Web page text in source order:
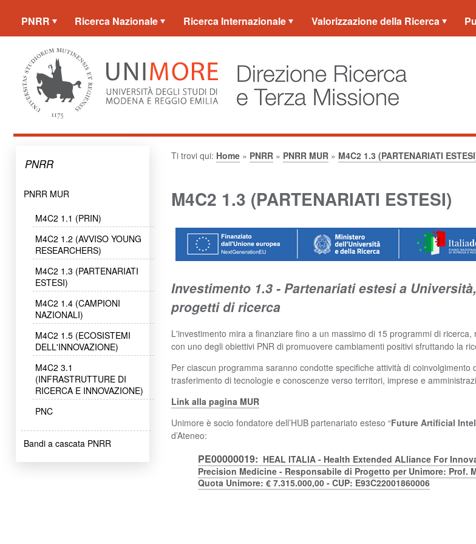
PNRR Ricerca Nazionale Ricerca Internazionale Valorizzazione della Ricerca
PNRR
PNRR MUR
M4C2 1.1 (PRIN)
M4C2 1.2 (AVVISO YOUNG
RESEARCHERS)
M4C2 1.3 (PARTENARIATI
ESTESI)
M4C2 1.4 (CAMPIONI
NAZIONALI)
M4C2 1.5 (ECOSISTEMI
DELL'INNOVAZIONE)
M4C2 3.1
(INFRASTRUTTURE DI
RICERCA E INNOVAZIONE)
PNC
Bandi a cascata PNRR
Ti trovi qui: Home » PNRR » PNRR MUR » M4C2 1.3 (PARTENARIATI
M4C2 1.3 (PARTENARIATI ESTESI)
Investimento 1.3 - Partenariati estesi a
progetti di ricerca
L'investimento mira a finanziare fino a un massimo di 15 programmi di
con uno degli obiettivi PNR di promuovere cambiamenti positivi sfruttando la
Per ciascun programma saranno condotte specifiche attività di
trasferimento di tecnologie e conoscenze verso territori, imprese e
Link alla pagina MUR
Unimore è socio fondatore dell’HUB partenariato esteso “Future Artificial
d’Ateneo:
PE00000019: HEAL ITALIA - Health Extended ALliance For
Precision Medicine- Responsabile di Progetto per Unimore: Prof.
Quota Unimore: € 7.315.000,00 - CUP: E93C22001860006